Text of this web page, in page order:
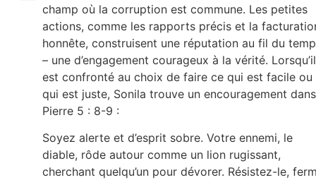
champ où la corruption est commune. Les petites
actions, comme les rapports précis et la
honnête, construisent une réputation au fil du
– une d’engagement courageux à la vérité. Lorsqu’il
est confronté au choix de faire ce qui est facile ou
qui est juste, Sonila trouve un encouragement
Pierre 5 : 8-9 :
Soyez alerte et d’esprit sobre. Votre ennemi, le
diable, rôde autour comme un lion rugissant,
cherchant quelqu’un pour dévorer. Résistez-le,